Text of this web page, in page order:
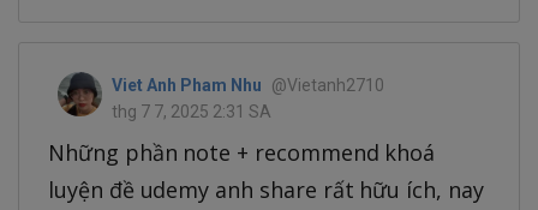
Viet Anh Pham Nhu
@Vietanh2710
thg 7 7, 2025 2:31 SA
Những phần note + recommend khoá
luyện đề udemy anh share rất hữu ích, nay